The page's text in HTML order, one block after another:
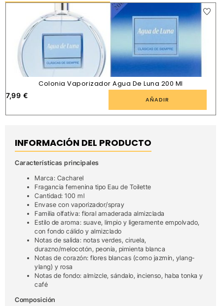
Colonia Vaporizador Agua De Luna 200 Ml
7,99 € AÑADIR
INFORMACIÓN DEL PRODUCTO
Características principales
Marca: Cacharel
Fragancia femenina tipo Eau de Toilette
Cantidad: 100 ml
Envase con vaporizador/spray
Familia olfativa: floral amaderada almizclada
Estilo de aroma: suave, limpio y ligeramente empolvado,
con fondo cálido y almizclado
Notas de salida: notas verdes, ciruela,
durazno/melocotón, peonía, pimienta blanca
Notas de corazón: flores blancas (como jazmín, ylang-
ylang) y rosa
Notas de fondo: almizcle, sándalo, incienso, haba tonka y
café
Composición